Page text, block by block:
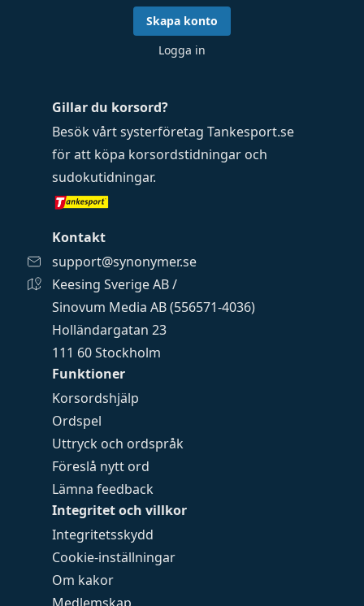
Funktioner
Korsordshjälp
Ordspel
Uttryck och ordspråk
Föreslå nytt ord
Lämna feedback
Integritet och villkor
Integritetsskydd
Cookie-inställningar
Om kakor
Gillar du korsord?
Besök vårt systerföretag Tankesport.se
för att köpa korsordstidningar och
sudokutidningar.
Kontakt
support@synonymer.se
Keesing Sverige AB /
Sinovum Media AB (556571-4036)
Holländargatan 23
111 60 Stockholm
Skapa konto
Logga in